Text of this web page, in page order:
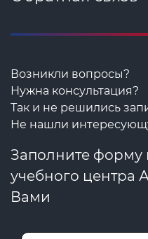
Возникли вопросы?
Нужна консультация?
Так и не решились
Не нашли
Заполните форму
учебного центра
Вами